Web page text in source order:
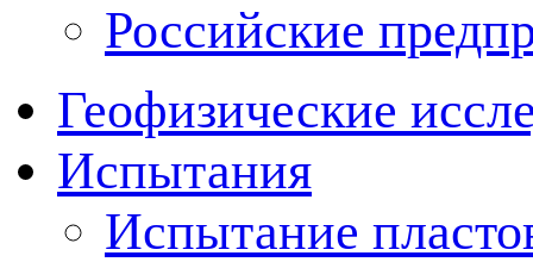
Российские
Геофизические
Испытания
Испытание